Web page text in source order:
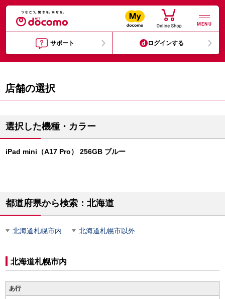
MENU
サポート ログインする
店舗の選択
選択した機種・カラー
iPad mini（A17 Pro） 256GB ブルー
都道府県から検索：北海道
北海道札幌市内 北海道札幌市以外
北海道札幌市内
あ行